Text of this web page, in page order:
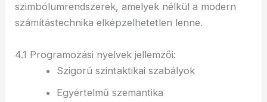
szimbólumrendszerek, amelyek nélkül a modern
számítástechnika elképzelhetetlen lenne.
4.1 Programozási nyelvek jellemzői:
Szigorú szintaktikai szabályok
Egyértelmű szemantika